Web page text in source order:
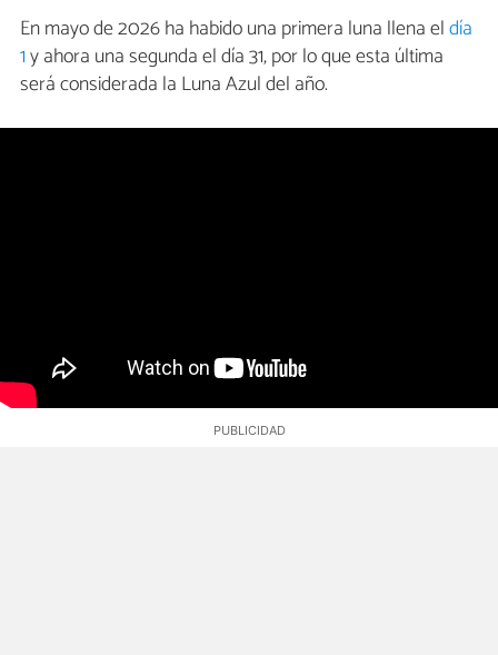
En mayo de 2026 ha habido una primera luna llena eldía
1y ahora una segunda el día 31, por lo que esta última
será considerada la Luna Azul del año.